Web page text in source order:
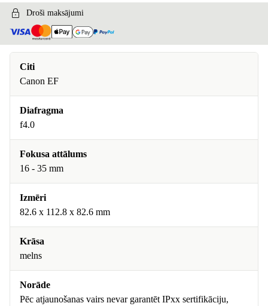
Droši maksājumi
Citi
Canon EF
Diafragma
f4.0
Fokusa attālums
16 - 35 mm
Izmēri
82.6 x 112.8 x 82.6 mm
Krāsa
melns
Norāde
Pēc atjaunošanas vairs nevar garantēt IPxx sertifikāciju,